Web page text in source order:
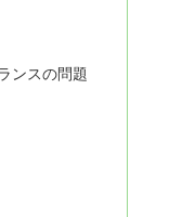
ンスの問題